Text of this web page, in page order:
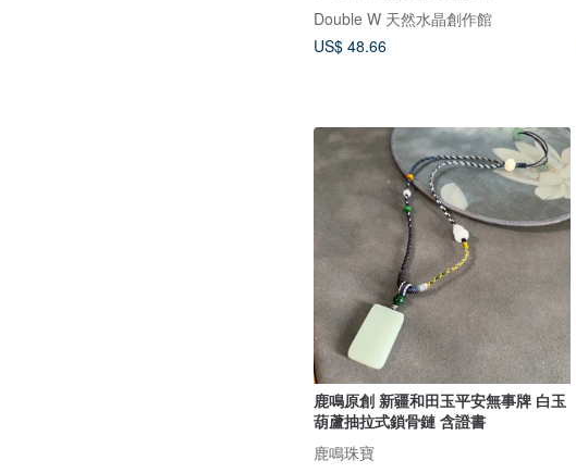
Double W 天然水晶創作館
US$ 48.66
鹿鳴原創 新疆和田玉平安無事牌 白玉
葫蘆抽拉式鎖骨鏈 含證書
鹿鳴珠寶